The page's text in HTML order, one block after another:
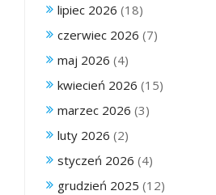
lipiec 2026 (18)
czerwiec 2026 (7)
maj 2026 (4)
kwiecień 2026 (15)
marzec 2026 (3)
luty 2026 (2)
styczeń 2026 (4)
grudzień 2025 (12)